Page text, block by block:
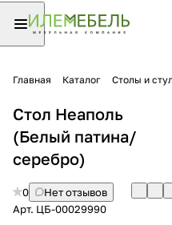
Главная Каталог Столы и
Стол Неаполь
(Белый патина/
серебро)
0
Нет отзывов
Арт. ЦБ-00029990